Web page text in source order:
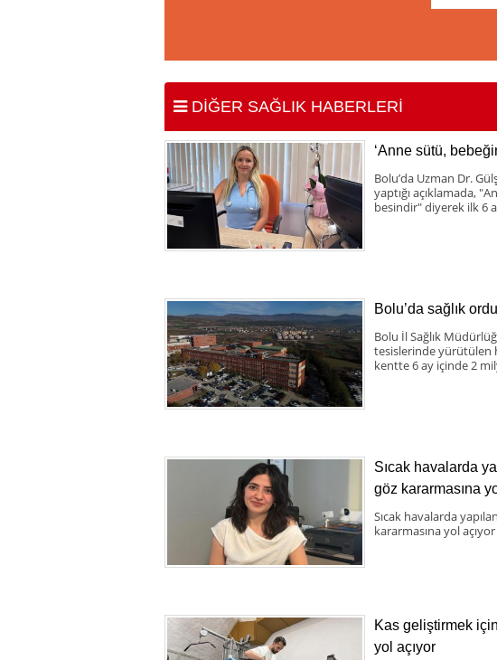
DİĞER SAĞLIK HABERLERİ
‘Anne sütü,
Bolu’da Uzman Dr.
yaptığı açıklamada,
besindir" diyerek ilk 6
Bolu’da sağlık
Bolu İl Sağlık
tesislerinde yürütülen
kentte 6 ay içinde 2
Sıcak havalarda
göz kararmasına
Sıcak havalarda
kararmasına yol açıyor
Kas geliştirmek
yol açıyor